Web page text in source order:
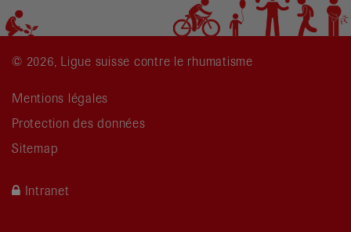
© 2026, Ligue suisse contre le rhumatisme
Mentions légales
Protection des données
Sitemap
Intranet